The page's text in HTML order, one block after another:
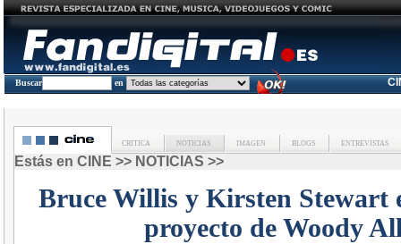
Buscar en
CRITICA NOTICIAS IMAGEN BLOGS ENTREVISTAS
Estás en CINE >> NOTICIAS >>
Bruce Willis y Kirsten Stewart
proyecto de Woody